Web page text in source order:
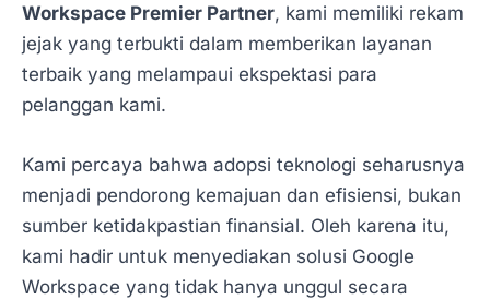
Workspace Premier Partner, kami memiliki rekam
jejak yang terbukti dalam memberikan layanan
terbaik yang melampaui ekspektasi para
pelanggan kami.
Kami percaya bahwa adopsi teknologi seharusnya
menjadi pendorong kemajuan dan efisiensi, bukan
sumber ketidakpastian finansial. Oleh karena itu,
kami hadir untuk menyediakan solusi Google
Workspace yang tidak hanya unggul secara